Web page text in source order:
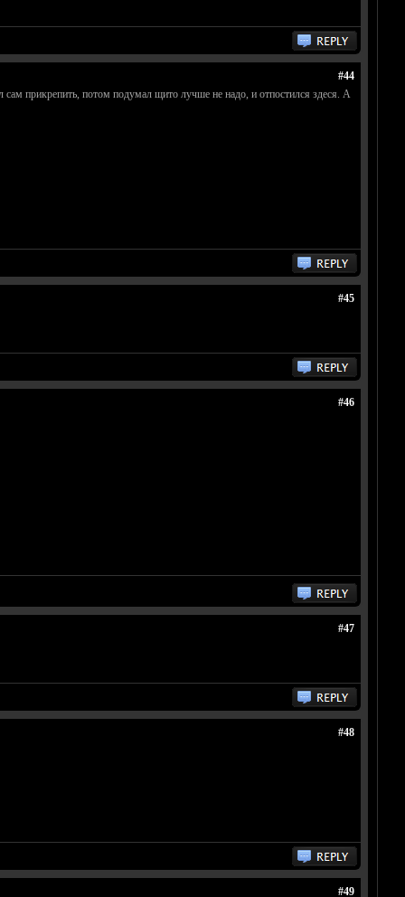
#44
прикрепить, потом подумал щито лучше не надо, и отпостился здеся. А
#45
#46
#47
#48
#49